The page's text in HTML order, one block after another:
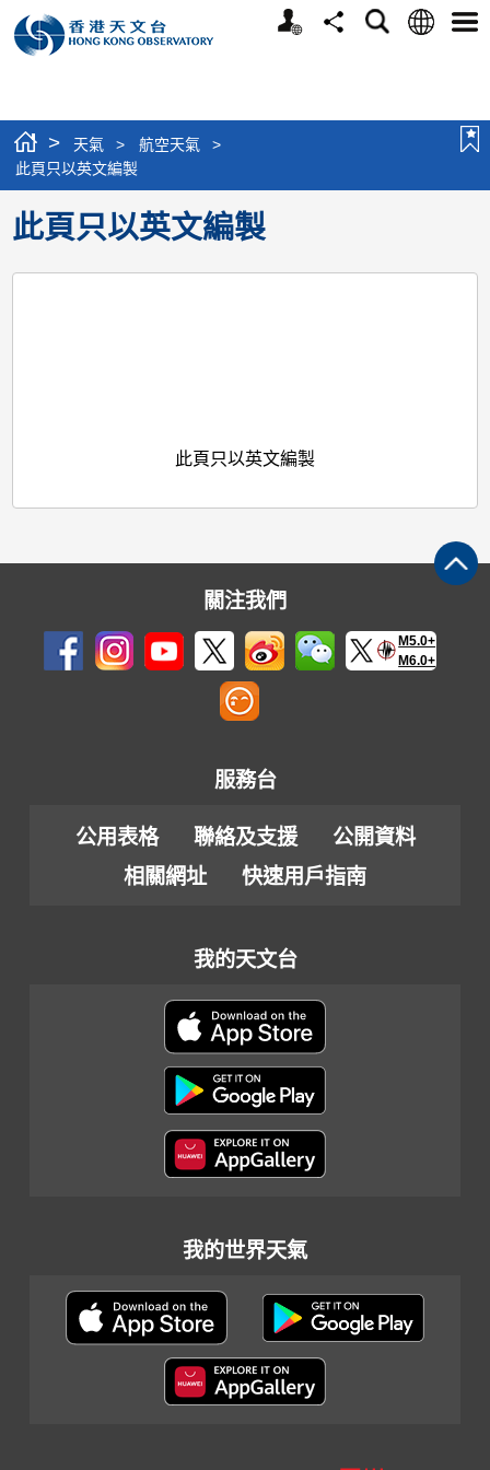
個
分
搜
語
選
> 天氣 > 航空天氣
>
此頁只以英文編製
此頁只以英文編製
此頁只以英文編製
關注我們
M5.0+
M6.0+
服務台
公用表格 聯絡及支援
公開資料
相關網址
快速用戶指南
我的天文台
我的世界天氣